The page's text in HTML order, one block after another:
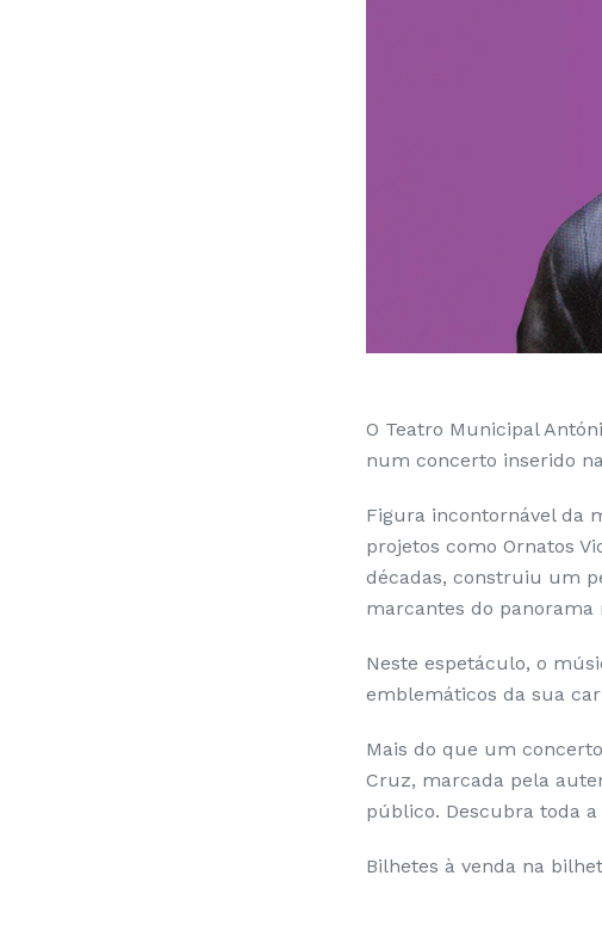
O Teatro Municipal
num concerto inserido
Figura incontornável da
projetos como Ornatos
décadas, construiu um
marcantes do panorama
Neste espetáculo, o
emblemáticos da sua
Mais do que um
Cruz, marcada pela
público. Descubra toda
Bilhetes à venda na